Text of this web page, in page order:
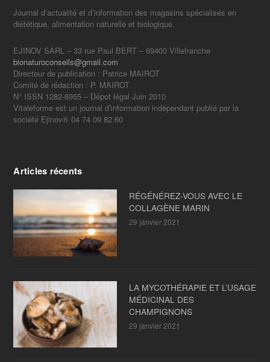
Journal d’actualité et d’information des magasins spécialisés en
diététique, alimentation naturelle et biologique.
EJINOV SARL – 33 rue Paul BERT – 69400 Villefranche
bionaturoconseils@gmail.com
Directeur de publication : Patrice MAIROT
Comité de rédaction : P. MAIROT
N° ISSN 1282-8955 – Dépot légal Juin 2010
Vitaleforme est un journal d’information indépendant publié par la
société Ejinov® 04 74 09 82 60
Articles récents
RÉGÉNÉREZ-VOUS AVEC LE
COLLAGÈNE MARIN
29 janvier 2021
LA MYCOTHÉRAPIE ET L’USAGE
MÉDICINAL DES
CHAMPIGNONS
29 janvier 2021